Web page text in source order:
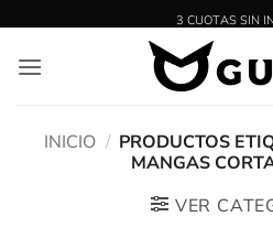
contenido
INICIO / PRODUCTOS
MANGAS
VER